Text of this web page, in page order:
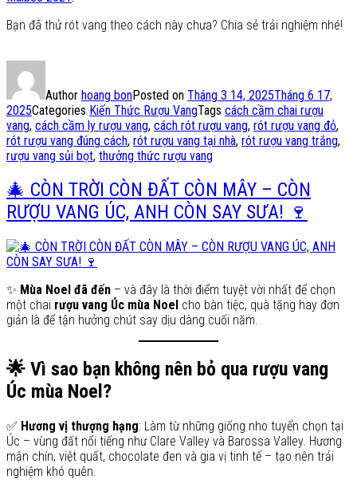
Bạn đã thử rót vang theo cách này chưa? Chia sẻ trải nghiệm nhé!
Author hoang bonPosted on Tháng 3 14, 2025Tháng 6 17,
2025Categories Kiến Thức Rượu VangTags cách cầm chai rượu
vang, cách cầm ly rượu vang, cách rót rượu vang, rót rượu vang đỏ,
rót rượu vang đúng cách, rót rượu vang tại nhà, rót rượu vang trắng,
rượu vang sủi bọt, thưởng thức rượu vang
🎄 CÒN TRỜI CÒN ĐẤT CÒN MÂY – CÒN
RƯỢU VANG ÚC, ANH CÒN SAY SƯA! 🍷
✨ Mùa Noel đã đến – và đây là thời điểm tuyệt vời nhất để chọn
một chai rượu vang Úc mùa Noel cho bàn tiệc, quà tặng hay đơn
giản là để tận hưởng chút say dịu dàng cuối năm.
🌟 Vì sao bạn không nên bỏ qua rượu vang
Úc mùa Noel?
✅ Hương vị thượng hạng: Làm từ những giống nho tuyển chọn tại
Úc – vùng đất nổi tiếng như Clare Valley và Barossa Valley. Hương
mận chín, việt quất, chocolate đen và gia vị tinh tế – tạo nên trải
nghiệm khó quên.